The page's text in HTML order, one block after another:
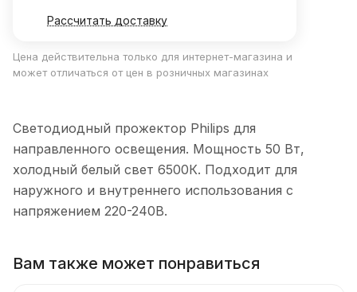
Рассчитать доставку
Цена действительна только для интернет-магазина и
может отличаться от цен в розничных магазинах
Светодиодный прожектор Philips для
направленного освещения. Мощность 50 Вт,
холодный белый свет 6500К. Подходит для
наружного и внутреннего использования с
напряжением 220-240В.
Вам также может понравиться